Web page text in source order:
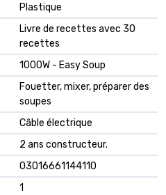
Plastique
Livre de recettes avec 30
recettes
1000W - Easy Soup
Fouetter, mixer, préparer des
soupes
Câble électrique
2 ans constructeur.
03016661144110
1